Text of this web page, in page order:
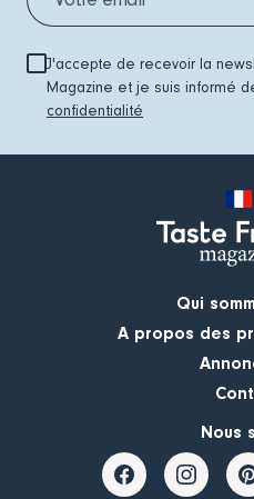
J'accepte de recevoir la
Magazine et je suis informé
confidentialité
Qui
A propos des
Nous